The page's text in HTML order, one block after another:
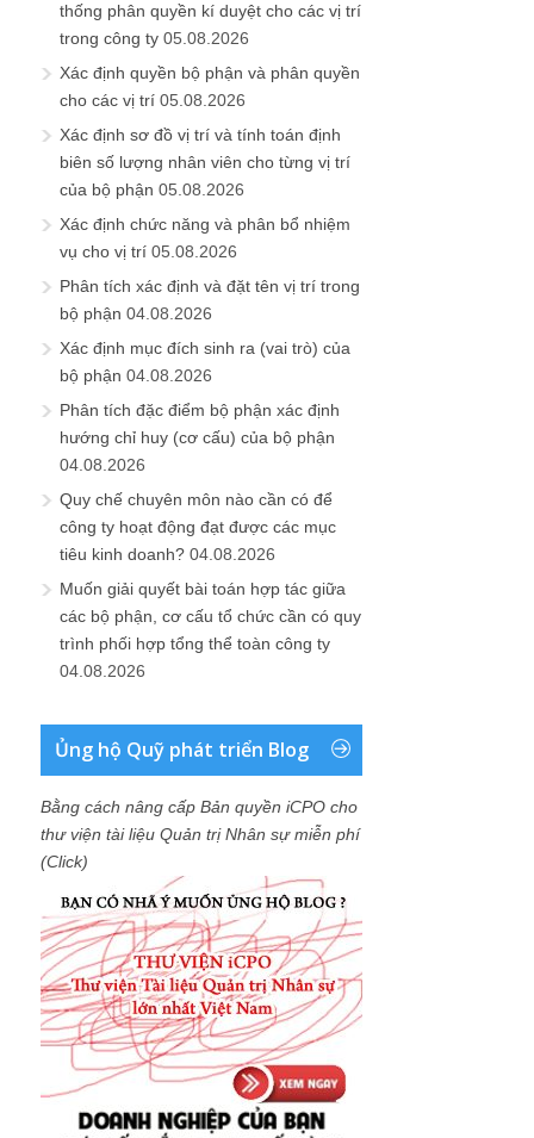
thống phân quyền kí duyệt cho các vị trí
trong công ty 05.08.2026
Xác định quyền bộ phận và phân quyền
cho các vị trí 05.08.2026
Xác định sơ đồ vị trí và tính toán định
biên số lượng nhân viên cho từng vị trí
của bộ phận 05.08.2026
Xác định chức năng và phân bổ nhiệm
vụ cho vị trí 05.08.2026
Phân tích xác định và đặt tên vị trí trong
bộ phận 04.08.2026
Xác định mục đích sinh ra (vai trò) của
bộ phận 04.08.2026
Phân tích đặc điểm bộ phận xác định
hướng chỉ huy (cơ cấu) của bộ phận
04.08.2026
Quy chế chuyên môn nào cần có để
công ty hoạt động đạt được các mục
tiêu kinh doanh? 04.08.2026
Muốn giải quyết bài toán hợp tác giữa
các bộ phận, cơ cấu tổ chức cần có quy
trình phối hợp tổng thể toàn công ty
04.08.2026
Ủng hộ Quỹ phát triển Blog
Bằng cách nâng cấp Bản quyền iCPO cho
thư viện tài liệu Quản trị Nhân sự miễn phí
(Click)